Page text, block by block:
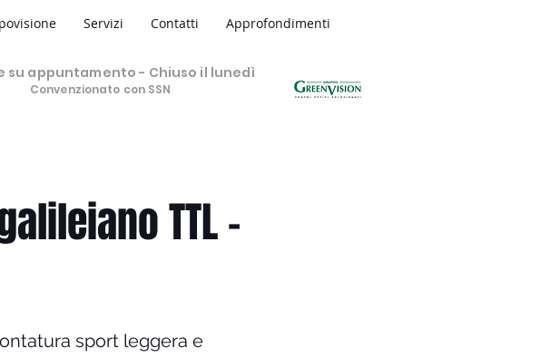
su appuntamento - Chiuso il lunedì
Convenzionato con SSN
Servizi Contatti Approfondimenti
TTL -
sport leggera e